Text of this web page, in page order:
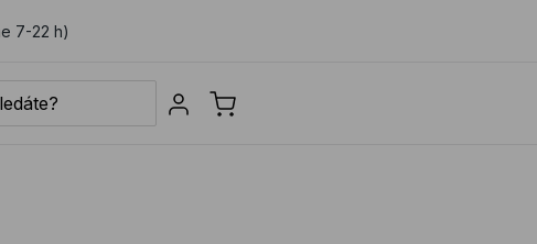
7-22 h)
Sign in